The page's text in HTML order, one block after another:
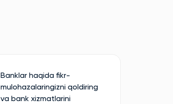
Banklar haqida fikr-
mulohazalaringizni qoldiring
va bank xizmatlarini